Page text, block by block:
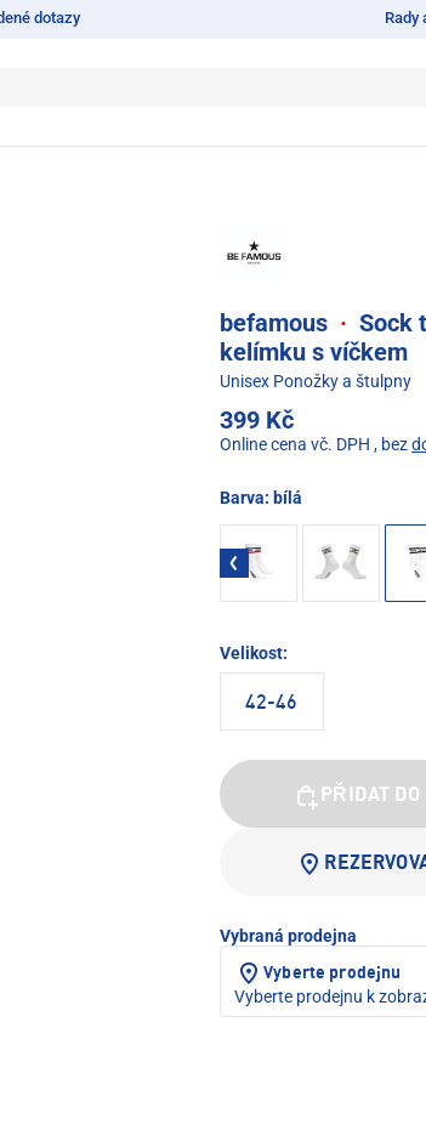
dotazy Rady
befamous · Sock
kelímku s víčkem
Unisex Ponožky a štulpny
399 Kč
Online cena vč. DPH , bez
Barva: bílá
Velikost:
42-46
PŘIDAT
Vybraná prodejna
Vyberte prodejnu
Vyberte prodejnu k